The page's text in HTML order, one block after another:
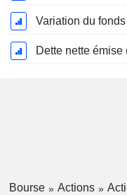
Variation du
Dette nette émise
Bourse Actions